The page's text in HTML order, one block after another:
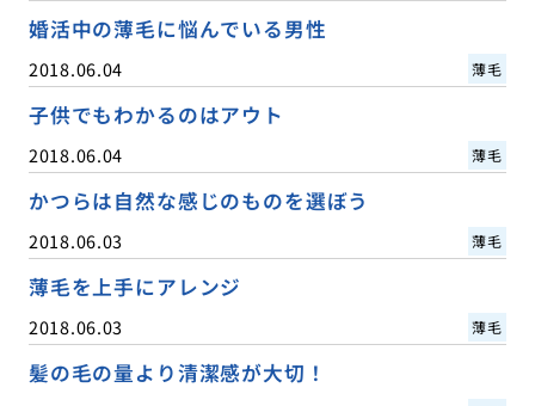
婚活中の薄毛に悩んでいる男性
2018.06.04 薄毛
子供でもわかるのはアウト
2018.06.04 薄毛
かつらは自然な感じのものを選ぼう
2018.06.03 薄毛
薄毛を上手にアレンジ
2018.06.03 薄毛
髪の毛の量より清潔感が大切！